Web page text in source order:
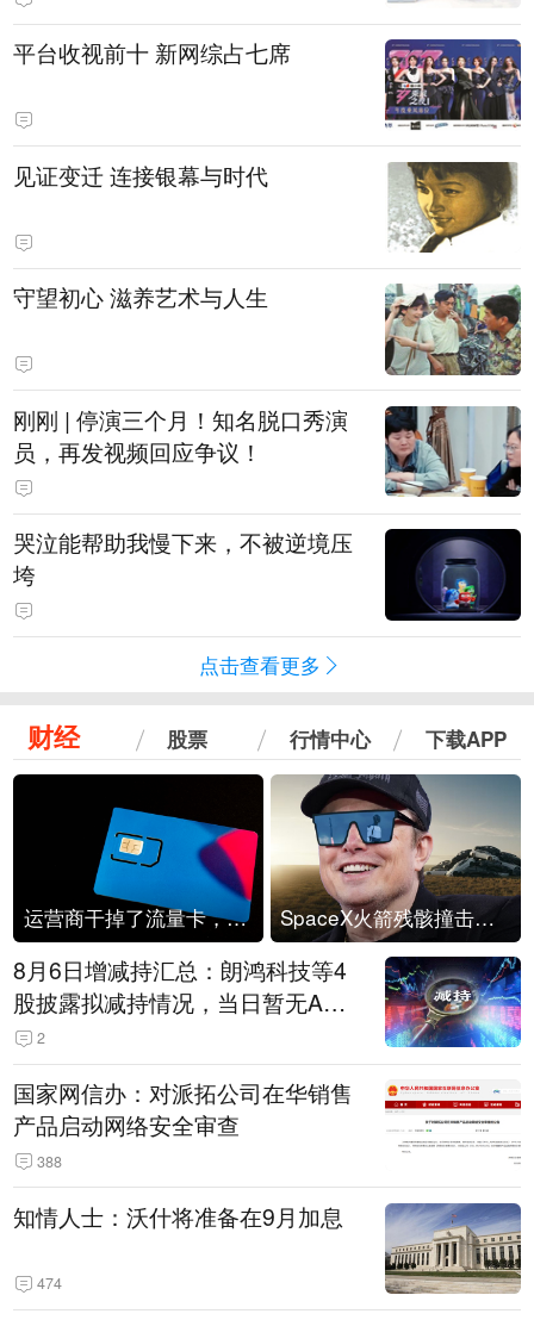
平台收视前十 新网综占七席
见证变迁 连接银幕与时代
守望初心 滋养艺术与人生
刚刚 | 停演三个月！知名脱口秀演
员，再发视频回应争议！
哭泣能帮助我慢下来，不被逆境压
垮
点击查看更多
财经 股票 行情中心 下载APP
运营商干掉了流量卡，他们真的玩不起了 SpaceX火箭残骸撞击月球
8月6日增减持汇总：朗鸿科技等4
股披露拟减持情况，当日暂无A股
公司披露拟增持情况（表）
2
国家网信办：对派拓公司在华销售
产品启动网络安全审查
388
知情人士：沃什将准备在9月加息
474